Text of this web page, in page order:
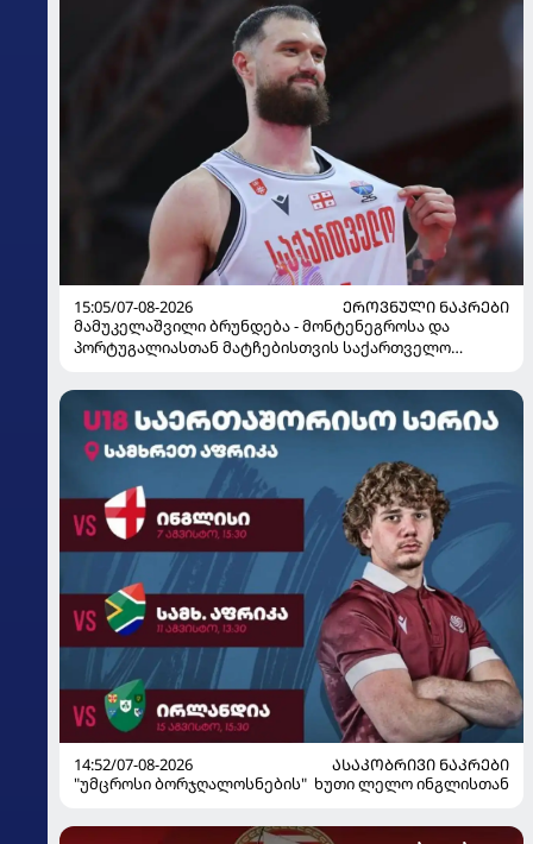
15:05/07-08-2026
ᲔᲠᲝᲕᲜᲣᲚᲘ ᲜᲐᲙᲠᲔᲑᲘ
მამუკელაშვილი ბრუნდება - მონტენეგროსა და
პორტუგალიასთან მატჩებისთვის საქართველო
14:52/07-08-2026
ᲐᲡᲐᲙᲝᲑᲠᲘᲕᲘ ᲜᲐᲙᲠᲔᲑᲘ
"უმცროსი ბორჯღალოსნების" ხუთი ლელო ინგლისთან